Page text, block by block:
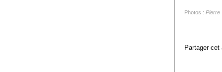
Photos : Pierre
Partager cet